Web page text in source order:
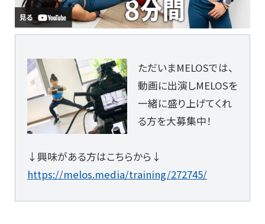
ただいまMELOSでは、
動画に出演しMELOSを
一緒に盛り上げてくれ
る方を大募集中！
↓興味がある方はこちらから↓
https://melos.media/training/272745/